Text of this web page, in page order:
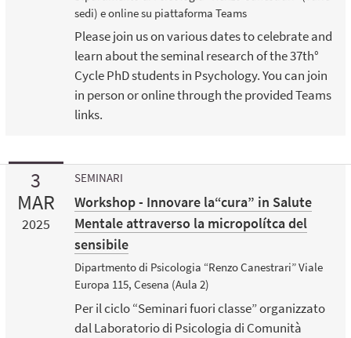
sedi) e online su piattaforma Teams
Please join us on various dates to celebrate and
learn about the seminal research of the 37th°
Cycle PhD students in Psychology. You can join
in person or online through the provided Teams
links.
3
MAR
2025
SEMINARI
Workshop - Innovare la“cura” in Salute
Mentale attraverso la micropolítca del
sensibile
Dipartmento di Psicologia “Renzo Canestrari” Viale
Europa 115, Cesena (Aula 2)
Per il ciclo “Seminari fuori classe” organizzato
dal Laboratorio di Psicologia di Comunità